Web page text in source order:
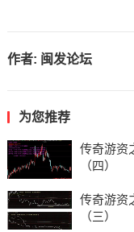
作者: 闽发论坛
为您推荐
传奇游资
（四）
传奇游资
（三）